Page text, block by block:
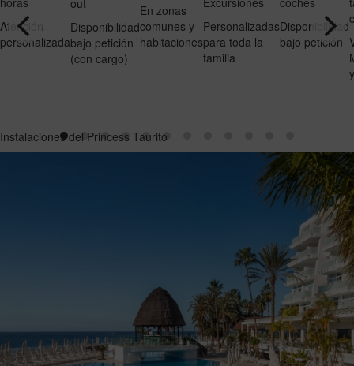
Atención
personalizada
Disponibilidad
bajo petición
(con cargo)
En zonas
comunes y
habitaciones
Personalizadas
para toda la
familia
Disponibilidad
bajo petición
Instalaciones del Princess Taurito